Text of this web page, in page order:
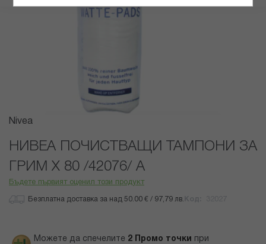
Преминете
началото
галерия
със
Nivea
НИВЕА ПОЧИСТВАЩИ ТАМПОНИ ЗА
ГРИМ Х 80 /42076/ А
Бъдете първият оценил този продукт
Безплатна доставка за над 50.00 € / 97,79 лв.
Можете да спечелите 2 Промо точки
при